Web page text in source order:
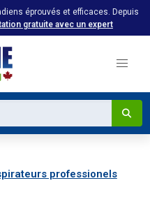
éprouvés et efficaces. Depuis
gratuite avec un expert
professionels